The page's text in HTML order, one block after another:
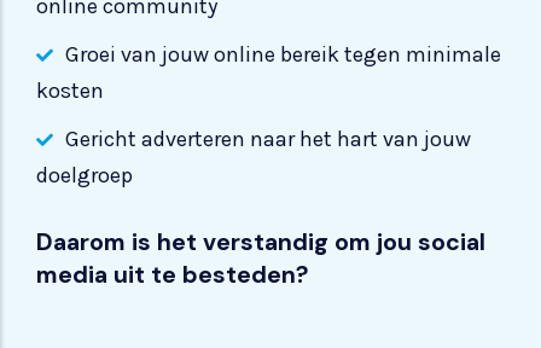
online community
Groei van jouw online bereik tegen minimale
kosten
Gericht adverteren naar het hart van jouw
doelgroep
Daarom is het verstandig om jou social
media uit te besteden?